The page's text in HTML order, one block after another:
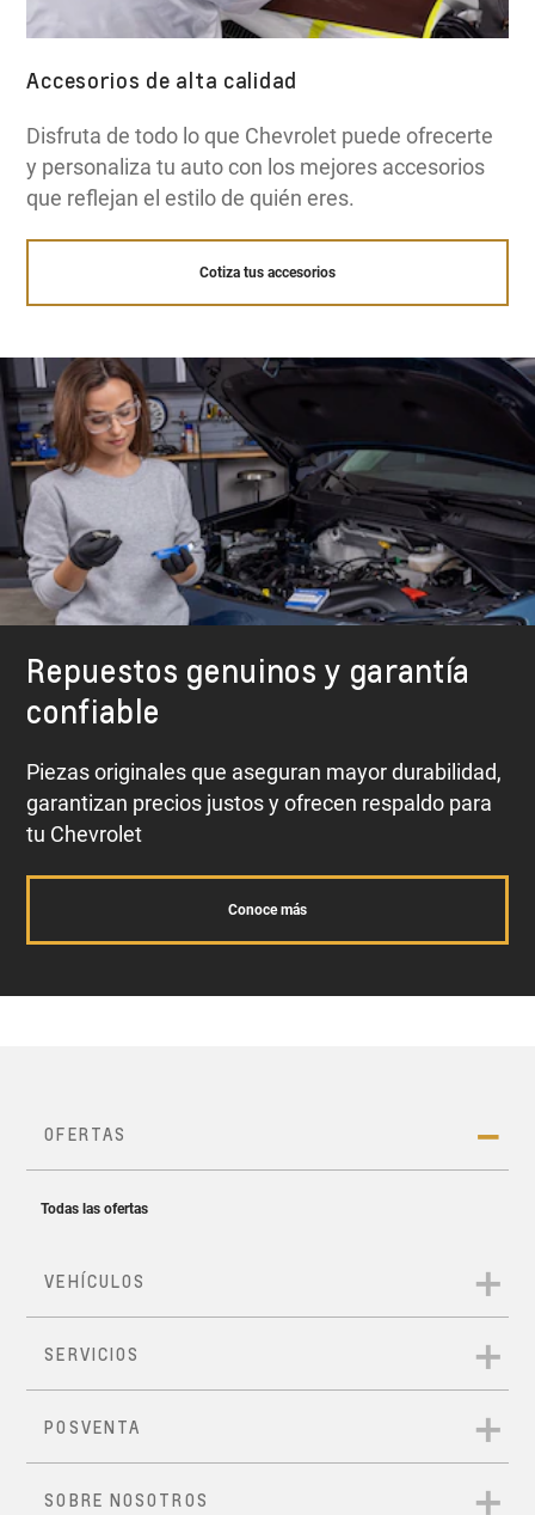
Accesorios de alta calidad
Disfruta de todo lo que Chevrolet puede ofrecerte
y personaliza tu auto con los mejores accesorios
que reflejan el estilo de quién eres.
Cotiza tus accesorios
Repuestos genuinos y garantía
confiable
Piezas originales que aseguran mayor durabilidad,
garantizan precios justos y ofrecen respaldo para
tu Chevrolet
Conoce más